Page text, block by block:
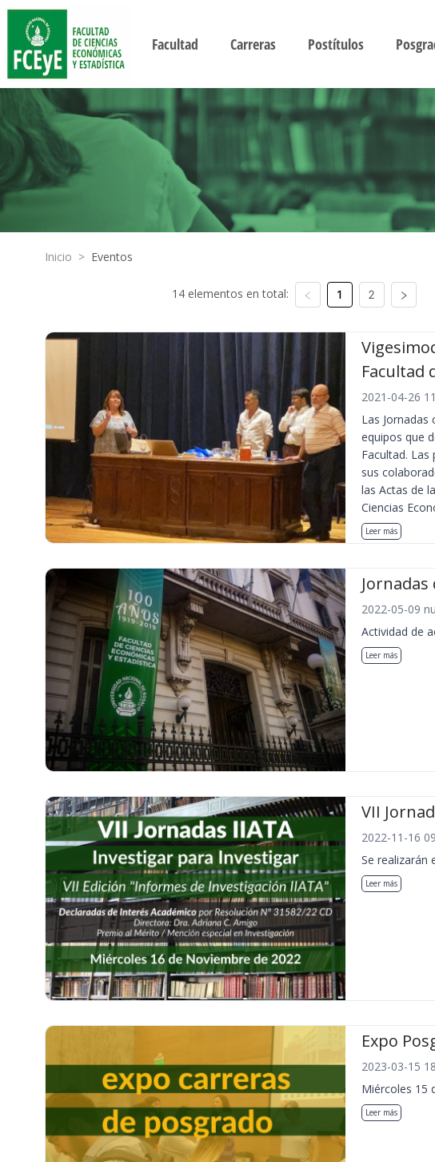
Facultad Carreras Postítulos
Inicio > Eventos
14 elementos en total: 1 2
Facultad
2021-04-26
Las
equipos que
Facultad.
sus
las Actas de
Ciencias
Leer más
2022-05-09
Actividad de
Leer más
VII
2022-11-16
Se realizarán
Leer más
Expo
2023-03-15
Miércoles 15
Leer más